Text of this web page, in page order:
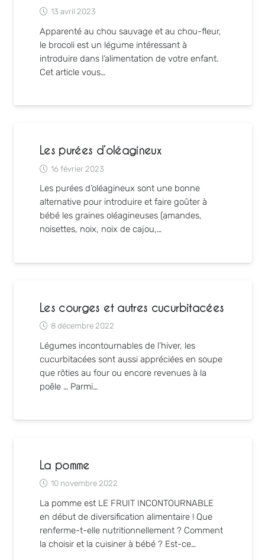
13 avril 2023
Apparenté au chou sauvage et au chou-fleur,
le brocoli est un légume intéressant à
introduire dans l’alimentation de votre enfant.
Cet article vous…
Les purées d’oléagineux
16 février 2023
Les purées d’oléagineux sont une bonne
alternative pour introduire et faire goûter à
bébé les graines oléagineuses (amandes,
noisettes, noix, noix de cajou,…
Les courges et autres cucurbitacées
8 décembre 2022
Légumes incontournables de l’hiver, les
cucurbitacées sont aussi appréciées en soupe
que rôties au four ou encore revenues à la
poêle … Parmi…
La pomme
10 novembre 2022
La pomme est LE FRUIT INCONTOURNABLE
en début de diversification alimentaire ! Que
renferme-t-elle nutritionnellement ? Comment
la choisir et la cuisiner à bébé ? Est-ce…